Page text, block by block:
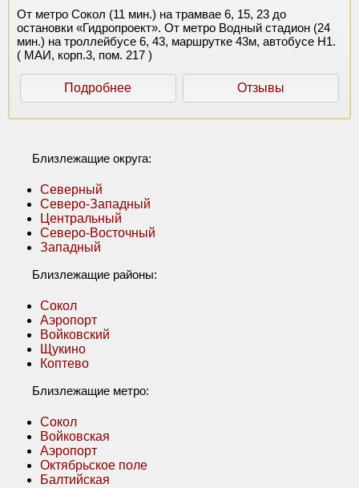
От метро Сокол (11 мин.) на трамвае 6, 15, 23 до
остановки «Гидропроект». От метро Водный стадион (24
мин.) на троллейбусе 6, 43, маршрутке 43м, автобусе Н1.
( МАИ, корп.3, пом. 217 )
Подробнее Отзывы
Близлежащие округа:
Северный
Северо-Западный
Центральный
Северо-Восточный
Западный
Близлежащие районы:
Сокол
Аэропорт
Войковский
Щукино
Коптево
Близлежащие метро:
Сокол
Войковская
Аэропорт
Октябрьское поле
Балтийская